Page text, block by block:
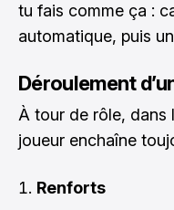
tu fais comme ça :
automatique, puis
Déroulement
À tour de rôle, dans
joueur enchaîne
Renforts